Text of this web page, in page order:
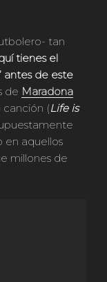
tan
tienes el
antes de este
de Maradona
canción (Life is
en aquellos
millones de